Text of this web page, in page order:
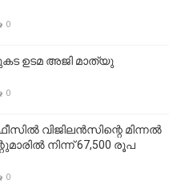
0
ഉടമ അജി മാത്യു
0
വിജിലൻസിന്റെ മിന്നല്‍
നിന്ന് 67,500 രൂപ
0